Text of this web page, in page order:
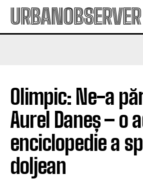
URBANOBSERVER
Olimpic: Ne-a
Aurel Daneș – o
enciclopedie a
doljean